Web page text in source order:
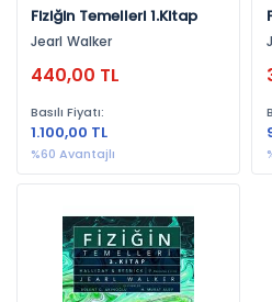
2014 (1)
2015 (1)
Fiziğin Temelleri 1.Kitap
Jearl Walker
440,00 TL
Basılı Fiyatı:
1.100,00 TL
%60 Avantajlı